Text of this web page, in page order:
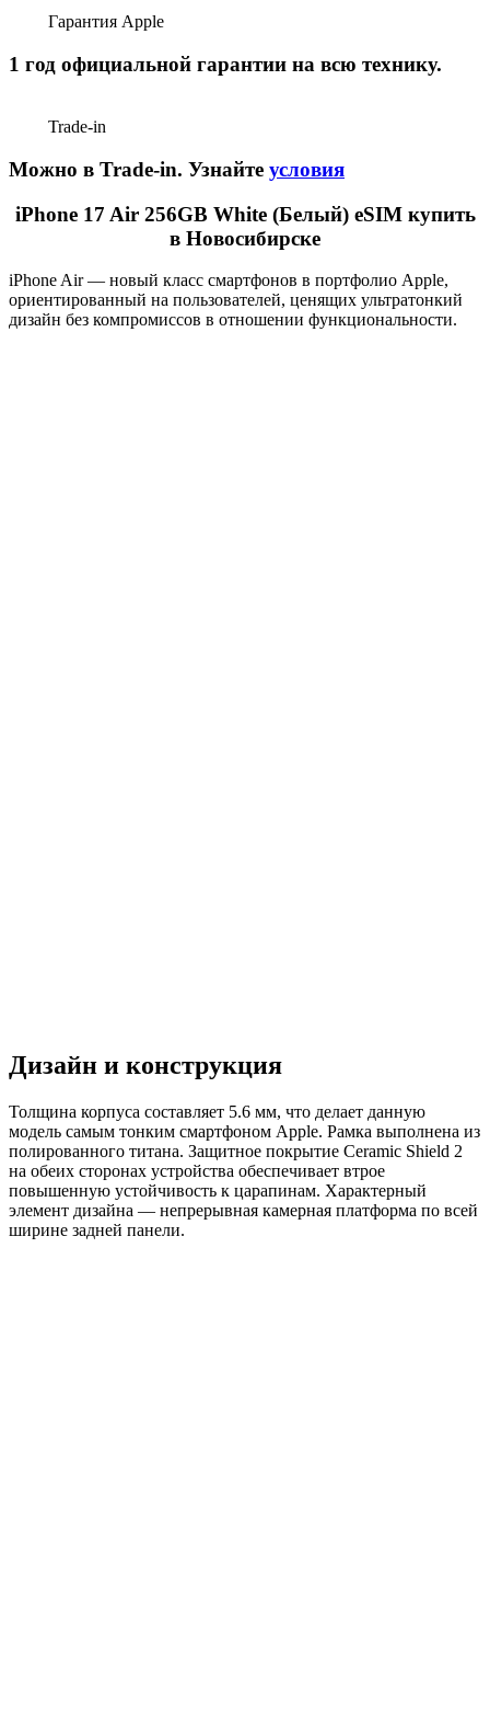
Гарантия Apple
1 год официальной гарантии на всю технику.
Trade-in
Можно в Trade-in. Узнайте условия
iPhone 17 Air 256GB White (Белый) eSIM купить
в Новосибирске
iPhone Air — новый класс смартфонов в портфолио Apple,
ориентированный на пользователей, ценящих ультратонкий
дизайн без компромиссов в отношении функциональности.
Дизайн и конструкция
Толщина корпуса составляет 5.6 мм, что делает данную
модель самым тонким смартфоном Apple. Рамка выполнена из
полированного титана. Защитное покрытие Ceramic Shield 2
на обеих сторонах устройства обеспечивает втрое
повышенную устойчивость к царапинам. Характерный
элемент дизайна — непрерывная камерная платформа по всей
ширине задней панели.